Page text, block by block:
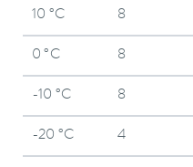
10 °C 8
0 °C 8
-10 °C 8
-20 °C 4